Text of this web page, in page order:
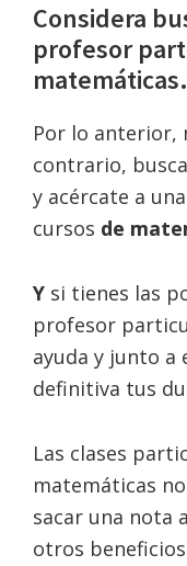
Considera
profesor
matemáticas.
Por lo anterior,
contrario,
y acércate a
cursos de
Y si tienes las
profesor
ayuda y junto a
definitiva tus
Las clases
matemáticas
sacar una nota
otros